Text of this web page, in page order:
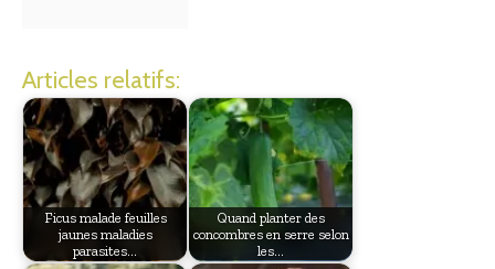
Articles relatifs:
Ficus malade feuilles
jaunes maladies
parasites…
Quand planter des
concombres en serre selon
les…